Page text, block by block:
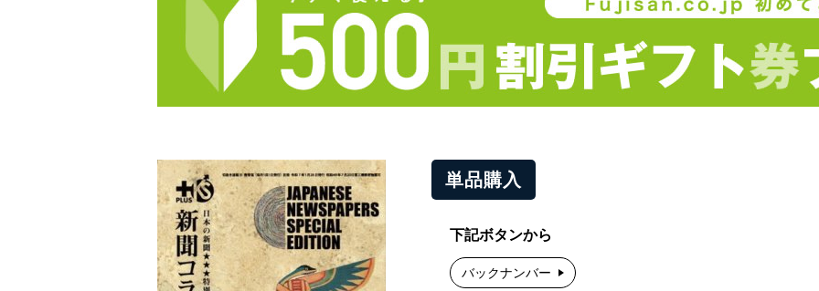
単品購入
下記ボタンから
バックナンバー